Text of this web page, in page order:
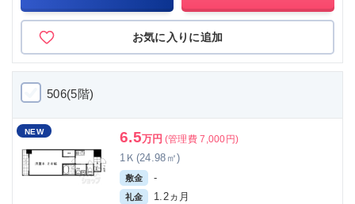
お気に入りに追加
506(5階)
NEW 6.5万円 (管理費 7,000円)
1Ｋ(24.98㎡)
敷金 -
礼金 1.2ヵ月